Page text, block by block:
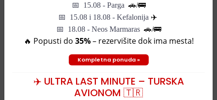
Mapa grada
📅 15.08 - Parga 🚗/🚌
📅 15.08 i 18.08 - Kefalonija ✈️
📅 18.08 - Neos Marmaras 🚗/🚌
🔥 Popusti do 35%– rezervišite dok ima mesta!
Kompletna ponuda »
✈️ ULTRA LAST MINUTE – TURSKA
AVIONOM 🇹🇷